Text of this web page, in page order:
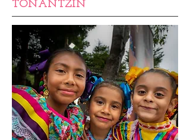
TONANTZIN